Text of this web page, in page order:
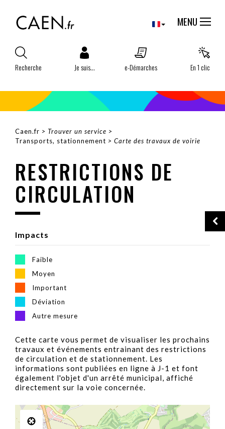
contenu
MENU
Recherche Je suis... e-Démarches En 1 clic
FIL
D'ARIANE
Caen.fr
Trouver un service
Transports, stationnement
Carte des travaux de voirie
RESTRICTIONS DE
CIRCULATION
Impacts
Faible
Moyen
Important
Déviation
Autre mesure
Cette carte vous permet de visualiser les prochains
travaux et événements entrainant des restrictions
de circulation et de stationnement. Les
informations sont publiées en ligne à J-1 et font
également l'objet d'un arrêté municipal, affiché
directement sur la voie concernée.